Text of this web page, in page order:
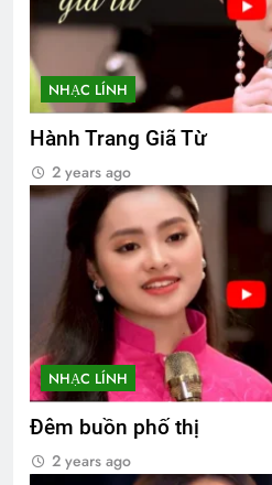
NHẠC LÍNH
Hành Trang Giã Từ
2 years ago
NHẠC LÍNH
Đêm buồn phố thị
2 years ago